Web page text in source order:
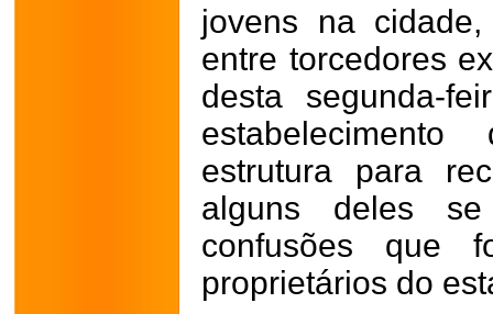
jovens na
entre torcedores
desta segunda-
estrutura para
alguns deles
confusões que
proprietários do